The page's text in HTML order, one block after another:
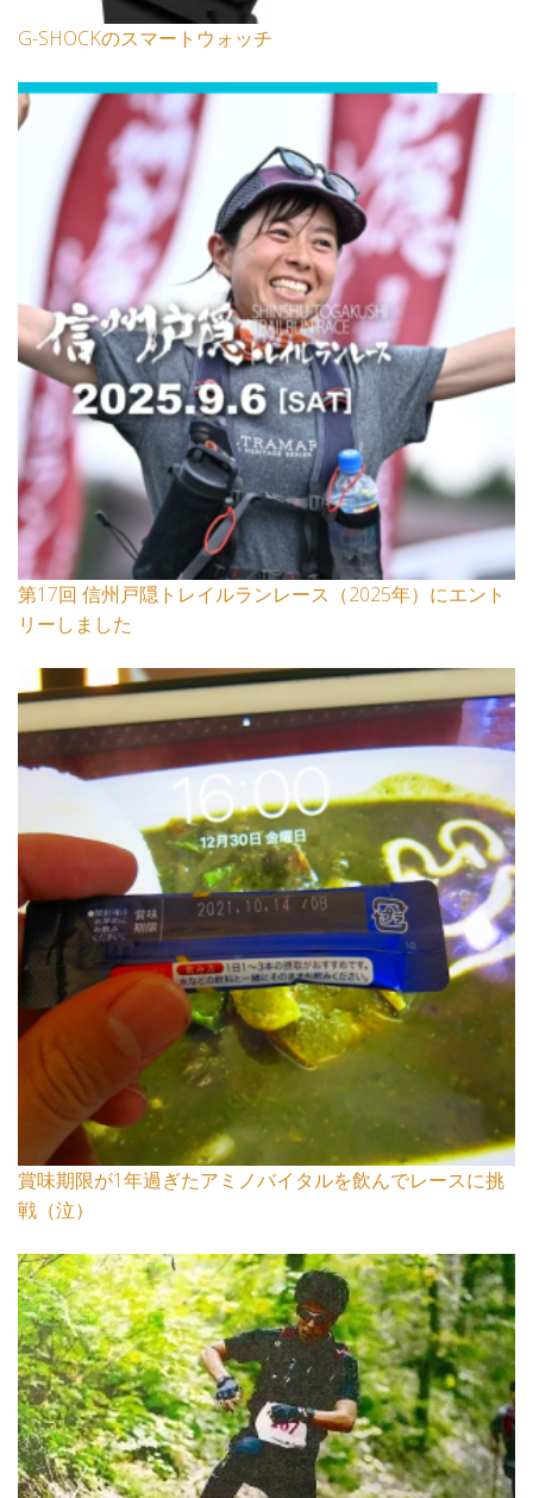
G-SHOCKのスマートウォッチ
第17回 信州戸隠トレイルランレース（2025年）にエント
リーしました
賞味期限が1年過ぎたアミノバイタルを飲んでレースに挑
戦（泣）